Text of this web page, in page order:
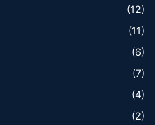
(12)
(11)
(6)
(7)
(4)
(2)